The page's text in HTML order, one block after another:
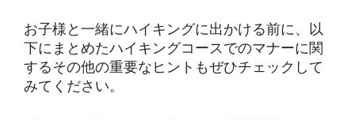
お子様と一緒にハイキングに出かける前に、以
下にまとめたハイキングコースでのマナーに関
するその他の重要なヒントもぜひチェックして
みてください。